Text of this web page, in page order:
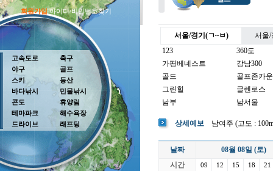
회원가입아이디/비밀번호찾기
고속도로
야구
스키
바다낚시
콘도
테마파크
드라이브
축구
골프
등산
민물낚시
휴양림
해수욕장
래프팅
서울/경기(ㄱ~ㅂ)
서울/
123
360도
가평베네스트
강남300
골드
골프존카
그린힐
글렌로스
남부
남서울
뉴코리아
더반
더크로스비
더헤븐
라싸
락가든
로제비앙
루트52
상세예보 남여주 (고도 :
날짜
08월 08일 (토)
시간
09 12 15 18 21